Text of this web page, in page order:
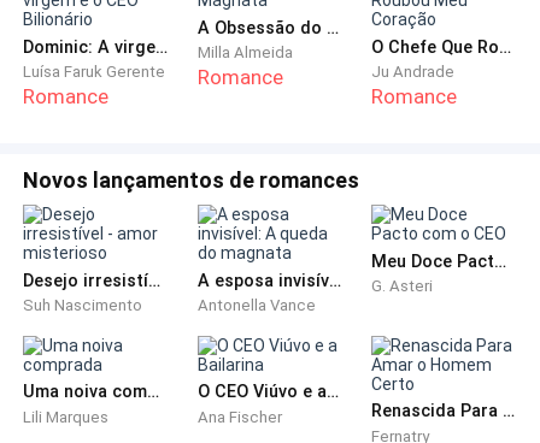
Natália desceu as escadas com sua mala e, antes de
partir, ligou para Douglas.
A voz impaciente do homem veio do outro lado da
- O que você quer?
Ouvindo sua voz indiferente, os dedos de Natália que
seguravam o celular, ficaram levemente pálidos de
promessa da noite anterior.
Mas fazia sentido, como poderia confiar nas palavras
Dominic: A virgem e o CEO Bilionário
Luísa Faruk Gerente
Romance
A Obsessão do Magnata
Milla Almeida
Romance
O Chefe Que Roubou Meu Coração
Ju Andrade
Romance
Novos lançamentos de romances
Desejo irresistível - amor misterioso
Suh Nascimento
A esposa invisível: A queda do magnata
Antonella Vance
Meu Doce Pacto com o CEO
G. Asteri
Uma noiva comprada
Lili Marques
O CEO Viúvo e a Bailarina
Ana Fischer Renascida Para Amar o Homem Certo
Fernatry